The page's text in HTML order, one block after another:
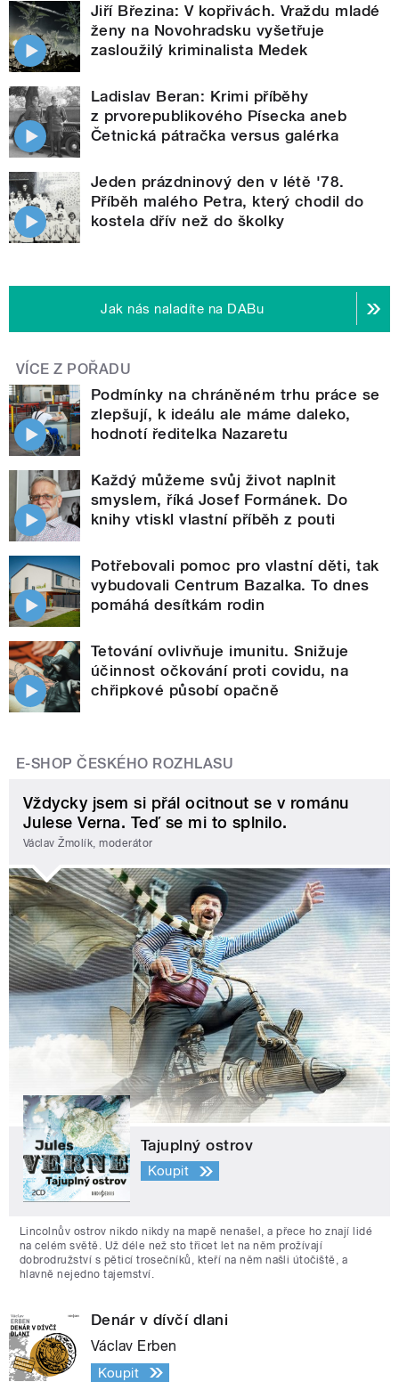
Jiří Březina: V kopřivách. Vraždu mladé
ženy na Novohradsku vyšetřuje
zasloužilý kriminalista Medek
Ladislav Beran: Krimi příběhy
z prvorepublikového Písecka aneb
Četnická pátračka versus galérka
Jeden prázdninový den v létě '78.
Příběh malého Petra, který chodil do
kostela dřív než do školky
Jak nás naladíte na DABu
VÍCE Z POŘADU
Podmínky na chráněném trhu práce se
zlepšují, k ideálu ale máme daleko,
hodnotí ředitelka Nazaretu
Každý můžeme svůj život naplnit
smyslem, říká Josef Formánek. Do
knihy vtiskl vlastní příběh z pouti
Potřebovali pomoc pro vlastní děti, tak
vybudovali Centrum Bazalka. To dnes
pomáhá desítkám rodin
Tetování ovlivňuje imunitu. Snižuje
účinnost očkování proti covidu, na
chřipkové působí opačně
E-SHOP ČESKÉHO ROZHLASU
Vždycky jsem si přál ocitnout se v románu
Julese Verna. Teď se mi to splnilo.
Václav Žmolík, moderátor
Tajuplný ostrov
Koupit
Lincolnův ostrov nikdo nikdy na mapě nenašel, a přece ho znají lidé
na celém světě. Už déle než sto třicet let na něm prožívají
dobrodružství s pěticí trosečníků, kteří na něm našli útočiště, a
hlavně nejedno tajemství.
Denár v dívčí dlani
Václav Erben
Koupit